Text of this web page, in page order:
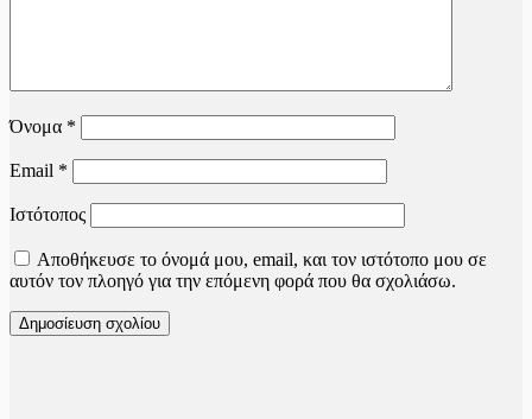
Όνομα *
Email *
Ιστότοπος
Αποθήκευσε το όνομά μου, email, και τον ιστότοπο μου σε
αυτόν τον πλοηγό για την επόμενη φορά που θα σχολιάσω.